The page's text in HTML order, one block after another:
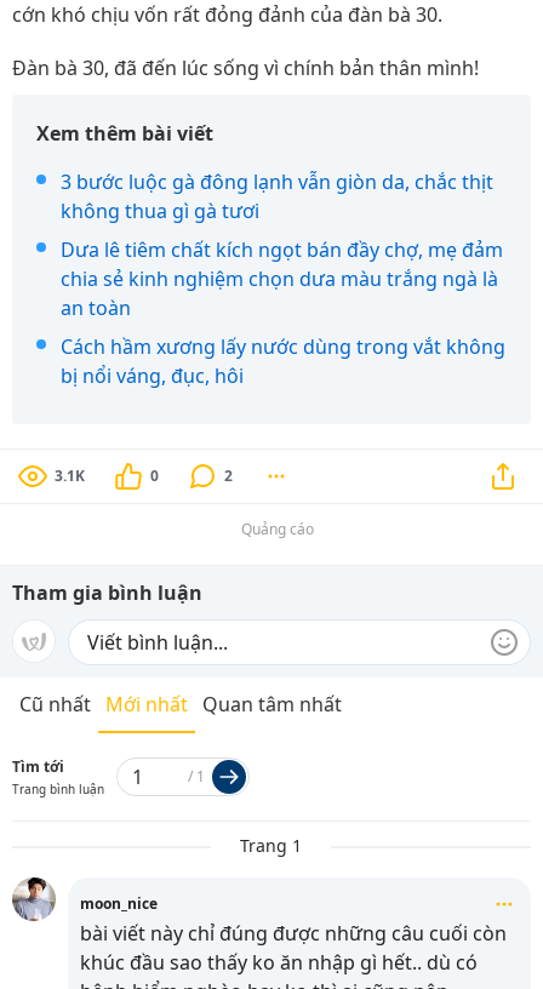
cớn khó chịu vốn rất đỏng đảnh của đàn bà 30.
Đàn bà 30, đã đến lúc sống vì chính bản thân mình!
Xem thêm bài viết
3 bước luộc gà đông lạnh vẫn giòn da, chắc thịt
không thua gì gà tươi
Dưa lê tiêm chất kích ngọt bán đầy chợ, mẹ đảm
chia sẻ kinh nghiệm chọn dưa màu trắng ngà là
an toàn
Cách hầm xương lấy nước dùng trong vắt không
bị nổi váng, đục, hôi
3.1K 0 2
Quảng cáo
Tham gia bình luận
Cũ nhất Mới nhất Quan tâm nhất
Tìm tới
Trang bình luận
/ 1
Trang 1
moon_nice
bài viết này chỉ đúng được những câu cuối còn
khúc đầu sao thấy ko ăn nhập gì hết.. dù có